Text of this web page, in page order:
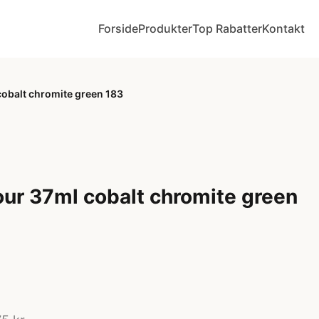
ForsideProdukterTop RabatterKontakt
chromite green 183
37ml cobalt chromite green